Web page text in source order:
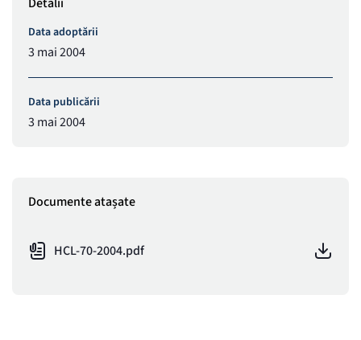
Data adoptării
3 mai 2004
Data publicării
3 mai 2004
Documente atașate
HCL-70-2004.pdf